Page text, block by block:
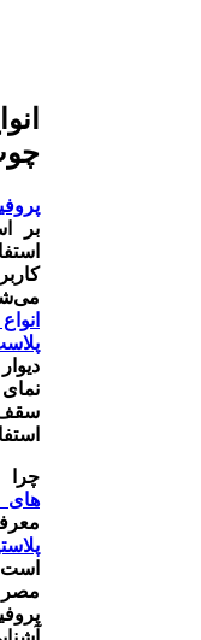
بر
چرا
های